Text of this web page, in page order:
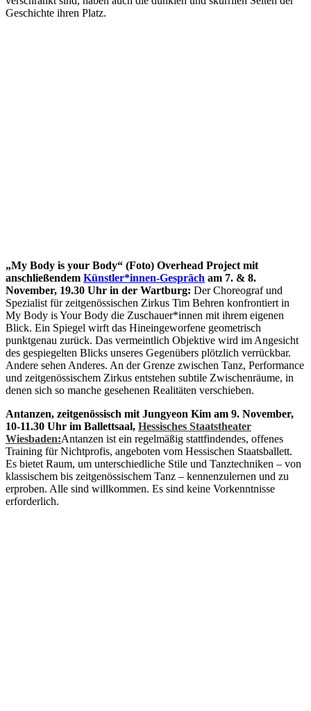
Geschichte ihren Platz.
„My Body is your Body“ (Foto) Overhead Project mit
anschließendem Künstler*innen-Gespräch am 7. & 8.
November, 19.30 Uhr in der Wartburg: Der Choreograf und
Spezialist für zeitgenössischen Zirkus Tim Behren konfrontiert in
My Body is Your Body die Zuschauer*innen mit ihrem eigenen
Blick. Ein Spiegel wirft das Hineingeworfene geometrisch
punktgenau zurück. Das vermeintlich Objektive wird im Angesicht
des gespiegelten Blicks unseres Gegenübers plötzlich verrückbar.
Andere sehen Anderes. An der Grenze zwischen Tanz, Performance
und zeitgenössischem Zirkus entstehen subtile Zwischenräume, in
denen sich so manche gesehenen Realitäten verschieben.
Antanzen, zeitgenössisch mit Jungyeon Kim am 9. November,
10-11.30 Uhr im Ballettsaal, Hessisches Staatstheater
Wiesbaden:Antanzen ist ein regelmäßig stattfindendes, offenes
Training für Nichtprofis, angeboten vom Hessischen Staatsballett.
Es bietet Raum, um unterschiedliche Stile und Tanztechniken – von
klassischem bis zeitgenössischem Tanz – kennenzulernen und zu
erproben. Alle sind willkommen. Es sind keine Vorkenntnisse
erforderlich.